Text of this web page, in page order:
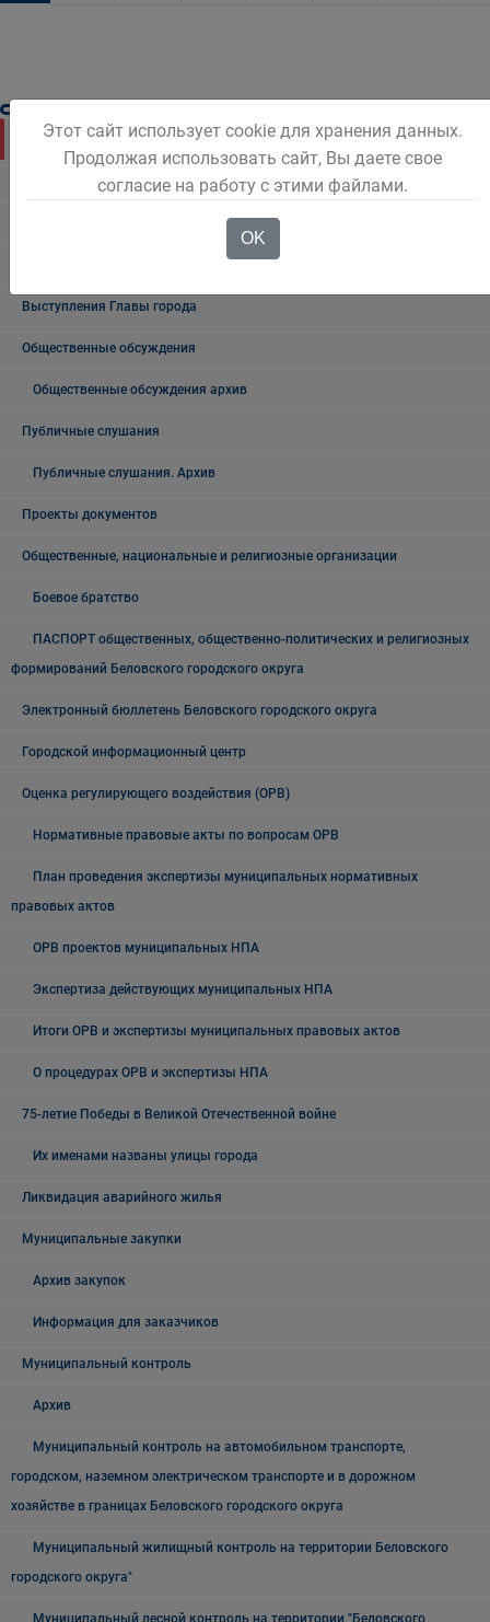
Новости Белова
Новости региона
Выступления Главы города
Общественные обсуждения
Общественные обсуждения архив
Публичные слушания
Публичные слушания. Архив
Проекты документов
Общественные, национальные и религиозные организации
Боевое братство
ПАСПОРТ общественных, общественно-политических и религиозных
формирований Беловского городского округа
Электронный бюллетень Беловского городского округа
Городской информационный центр
Оценка регулирующего воздействия (ОРВ)
Нормативные правовые акты по вопросам ОРВ
План проведения экспертизы муниципальных нормативных
правовых актов
ОРВ проектов муниципальных НПА
Экспертиза действующих муниципальных НПА
Итоги ОРВ и экспертизы муниципальных правовых актов
О процедурах ОРВ и экспертизы НПА
75-летие Победы в Великой Отечественной войне
Их именами названы улицы города
Ликвидация аварийного жилья
Муниципальные закупки
Архив закупок
Информация для заказчиков
Муниципальный контроль
Архив
Муниципальный контроль на автомобильном транспорте,
городском, наземном электрическом транспорте и в дорожном
хозяйстве в границах Беловского городского округа
Муниципальный жилищный контроль на территории Беловского
городского округа"
Муниципальный лесной контроль на территории "Беловского
Этот сайт использует cookie для хранения данных.
Продолжая использовать сайт, Вы даете свое
согласие на работу с этими файлами.
OK